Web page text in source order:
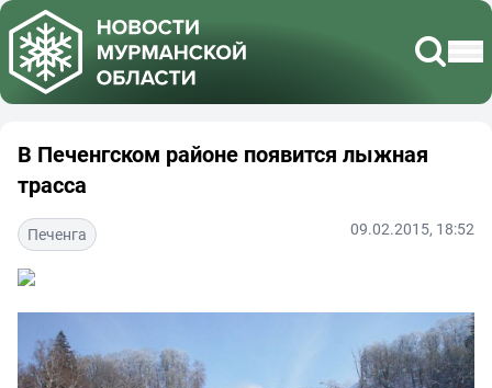
В Печенгском районе появится лыжная
трасса
Печенга 09.02.2015, 18:52